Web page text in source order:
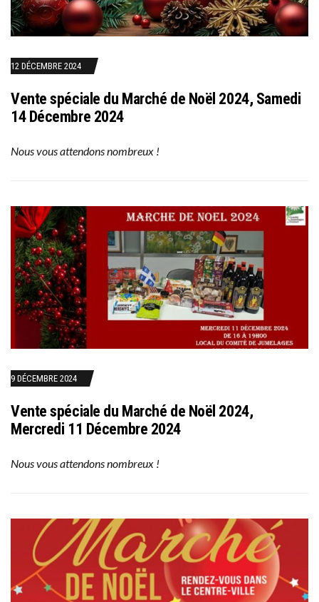
12 DÉCEMBRE 2024
Vente spéciale du Marché de Noël 2024, Samedi
14 Décembre 2024
Nous vous attendons nombreux !
9 DÉCEMBRE 2024
Vente spéciale du Marché de Noël 2024,
Mercredi 11 Décembre 2024
Nous vous attendons nombreux !